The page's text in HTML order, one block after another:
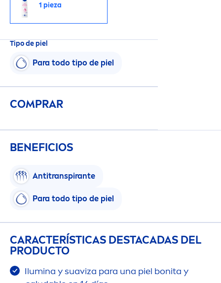
1 pieza
Tipo de piel
Para todo tipo de piel
COMPRAR
BENEFICIOS
Antitranspirante
Para todo tipo de piel
CARACTERÍSTICAS DESTACADAS DEL
PRODUCTO
Ilumina y suaviza para una piel bonita y